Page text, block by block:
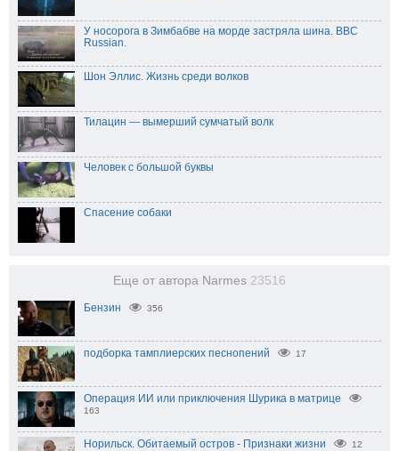
У носорога в Зимбабве на морде застряла шина. BBC
Russian.
Шон Эллис. Жизнь среди волков
Тилацин — вымерший сумчатый волк
Человек с большой буквы
Спасение собаки
Еще от автора Narmes 23516
Бензин 356
подборка тамплиерских песнопений 17
Операция ИИ или приключения Шурика в матрице
163
Норильск. Обитаемый остров - Признаки жизни 12